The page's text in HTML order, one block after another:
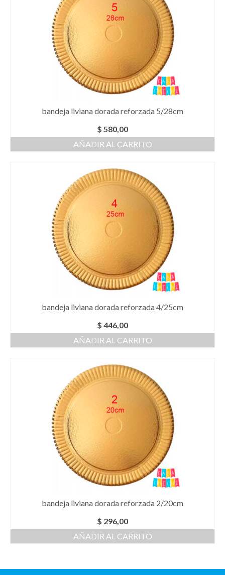
bandeja liviana dorada reforzada 5/28cm
$ 580,00
AÑADIR AL CARRITO
bandeja liviana dorada reforzada 4/25cm
$ 446,00
AÑADIR AL CARRITO
bandeja liviana dorada reforzada 2/20cm
$ 296,00
AÑADIR AL CARRITO